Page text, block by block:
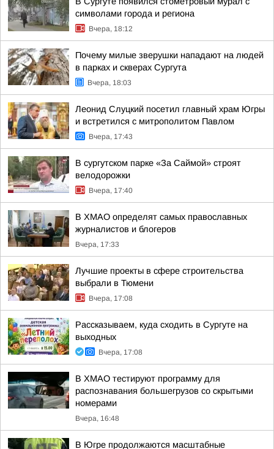
символами города и региона
Вчера, 18:12
Почему милые зверушки нападают на людей
в парках и скверах Сургута
Вчера, 18:03
Леонид Слуцкий посетил главный храм Югры
и встретился с митрополитом Павлом
Вчера, 17:43
В сургутском парке «За Саймой» строят
велодорожки
Вчера, 17:40
В ХМАО определят самых православных
журналистов и блогеров
Вчера, 17:33
Лучшие проекты в сфере строительства
выбрали в Тюмени
Вчера, 17:08
Рассказываем, куда сходить в Сургуте на
выходных
Вчера, 17:08
В ХМАО тестируют программу для
распознавания большегрузов со скрытыми
номерами
Вчера, 16:48
В Югре продолжаются масштабные